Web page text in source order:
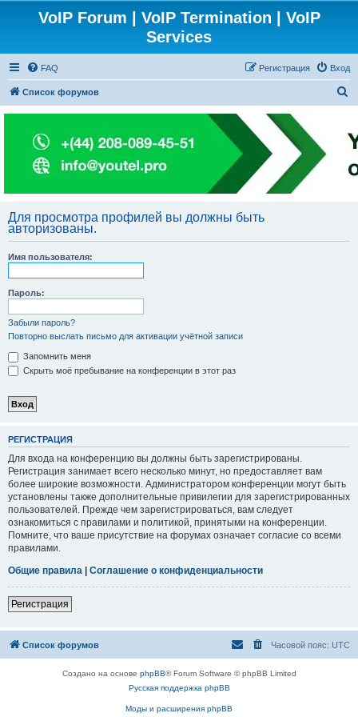
VoIP Forum | VoIP Termination | VoIP
Services
FAQ Вход
Регистрация
Список форумов
с
к
Для просмотра профилей вы должны быть
авторизованы.
Имя пользователя:
Пароль:
Забыли пароль?
Повторно выслать письмо для активации учётной записи
Запомнить меня
Скрыть моё пребывание на конференции в этот раз
РЕГИСТРАЦИЯ
Для входа на конференцию вы должны быть зарегистрированы.
Регистрация занимает всего несколько минут, но предоставляет вам
более широкие возможности. Администратором конференции могут быть
установлены также дополнительные привилегии для зарегистрированных
пользователей. Прежде чем зарегистрироваться, вам следует
ознакомиться с правилами и политикой, принятыми на конференции.
Помните, что ваше присутствие на форумах означает согласие со всеми
правилами.
Общие правила | Соглашение о конфиденциальности
Регистрация
Список форумов Часовой пояс: UTC
Создано на основе phpBB® Forum Software © phpBB Limited
Русская поддержка phpBB
Моды и расширения phpBB